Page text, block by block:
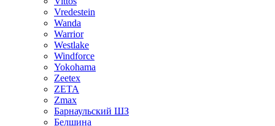
Vredestein
Wanda
Warrior
Westlake
Windforce
Yokohama
Zeetex
ZETA
Zmax
Барнаульский ШЗ
Белшина